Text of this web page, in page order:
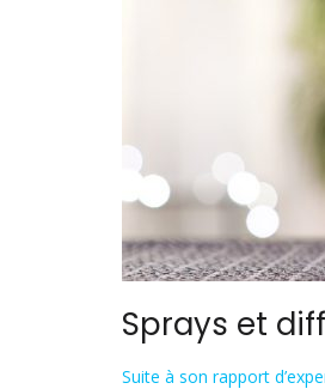
Sprays et
Suite à son rapport